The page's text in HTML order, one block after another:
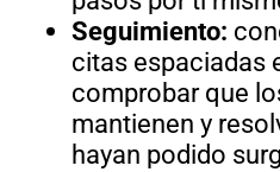
Seguimiento:
citas espaciadas
comprobar que
mantienen y
hayan podido